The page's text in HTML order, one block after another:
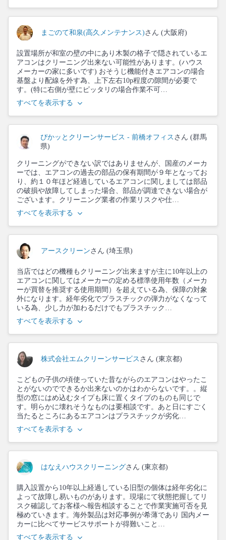
まごのて和泉(高久メンテナンス) さん (大阪府)
設置場所が和室の壁の中にあり木製の格子で隠されているエ
アコンはクリーニング出来ない可能性があります。(ハウス
メーカーの家に多いです) おそうじ機能付きエアコンの場合
基盤より配線を外す為、上下左右10p程度の隙間が必要で
す。(特に右側が壁にピッタリの場合作業不可…
すべてを表示する
ぴかッとクリーンサービス - 前橋オフィス さん (群馬
県)
クリーニングができない訳ではありませんが、国産のメーカ
ーでは、エアコンの過去の部品の保有期間が９年となってお
り、約１０年ほど経過しているエアコンに関しましては部品
の破損や故障してしまった場合、部品が調達できない場合が
ございます。クリーニング業者の作業リスクや仕…
すべてを表示する
アースクリーン さん (埼玉県)
当店ではどの機種もクリーニング出来ますが主に10年以上の
エアコンに関してはメーカーの定める標準使用年数（メーカ
ーが買替を推奨する使用期間）を超えている為、保障の対象
外になります。経年劣化でプラスチックの弾力がなくなって
いる為、少し力が加わるだけでもプラスチック…
すべてを表示する
株式会社エムクリーンサービス さん (東京都)
こどもの子供の頃使っていた昔ながらのエアコンはやったこ
とがないのでできるか出来ないのかはわからないです。。縦
型の窓にはめ込むタイプも床に置くタイプのものも同じで
す。明らかに壊れそうなものは要相談です。あと日にすごく
当たるところにあるエアコンはプラスチックが劣化…
すべてを表示する
はなえハウスクリーニングさん (東京都)
購入設置から10年以上経過している旧型の個体は経年劣化に
よって故障し易いものがあります。現場にて状態把握してリ
スク確認してお客様へ報告相談することで作業実施可否を見
極めていきます。海外製品は対応事例が希薄であり 国内メー
カーに比べてサービスサポートが得難いこと…
すべてを表示する